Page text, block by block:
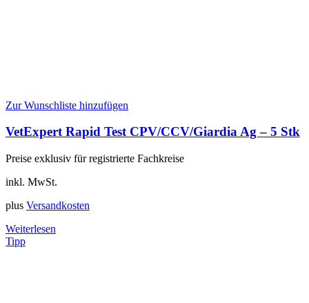
Zur Wunschliste hinzufügen
VetExpert Rapid Test CPV/CCV/Giardia Ag – 5 Stk
Preise exklusiv für registrierte Fachkreise
inkl. MwSt.
plus Versandkosten
Weiterlesen
Tipp